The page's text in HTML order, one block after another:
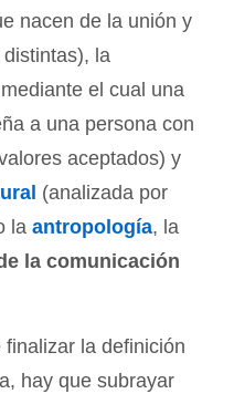
nacen de la unión y
la
el cual una
a una persona con
aceptados) y
(analizada por
la antropología, la
la comunicación
la definición
hay que subrayar